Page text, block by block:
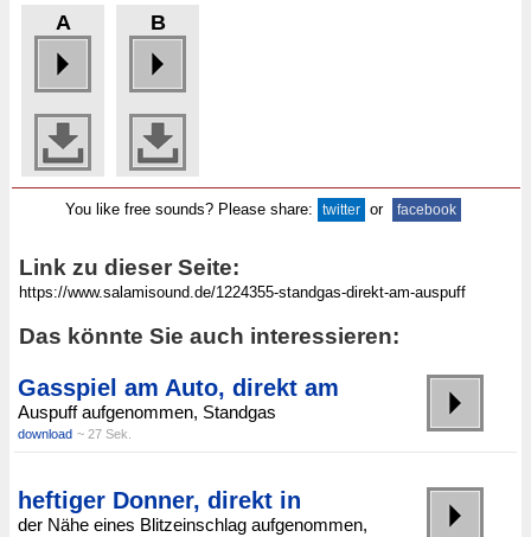
A B
You like free sounds? Please share: twitter or facebook
Link zu dieser Seite:
Das könnte Sie auch interessieren:
Gasspiel am Auto, direkt am
Auspuff aufgenommen, Standgas
download ~ 27 Sek.
heftiger Donner, direkt in
der Nähe eines Blitzeinschlag aufgenommen,